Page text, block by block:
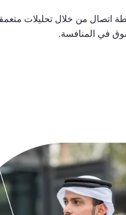
من خلال تحليلات متعمقة
في المنافسة.